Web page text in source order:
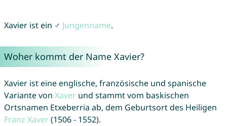
Xavier ist ein ♂ Jungenname.
Woher kommt der Name Xavier?
Xavier ist eine englische, französische und spanische
Variante von Xaverund stammt vom baskischen
Ortsnamen Etxeberria ab, dem Geburtsort des Heiligen
Franz Xaver(1506 - 1552).